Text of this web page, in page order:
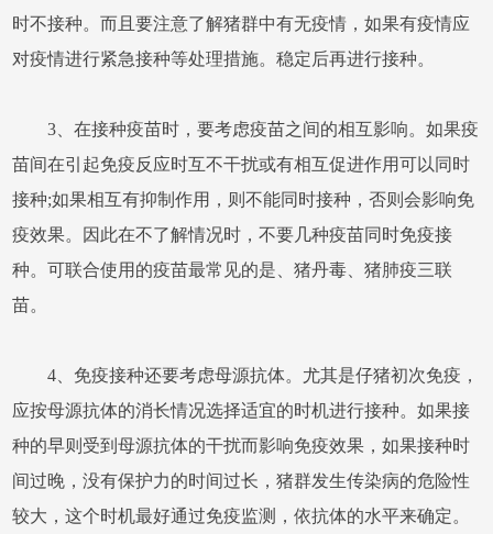
时不接种。而且要注意了解猪群中有无疫情，如果有疫情应
对疫情进行紧急接种等处理措施。稳定后再进行接种。
3、在接种疫苗时，要考虑疫苗之间的相互影响。如果疫
苗间在引起免疫反应时互不干扰或有相互促进作用可以同时
接种;如果相互有抑制作用，则不能同时接种，否则会影响免
疫效果。因此在不了解情况时，不要几种疫苗同时免疫接
种。可联合使用的疫苗最常见的是、猪丹毒、猪肺疫三联
苗。
4、免疫接种还要考虑母源抗体。尤其是仔猪初次免疫，
应按母源抗体的消长情况选择适宜的时机进行接种。如果接
种的早则受到母源抗体的干扰而影响免疫效果，如果接种时
间过晚，没有保护力的时间过长，猪群发生传染病的危险性
较大，这个时机最好通过免疫监测，依抗体的水平来确定。